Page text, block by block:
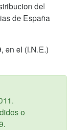
del
de España
en el (I.N.E.)
.
o
.